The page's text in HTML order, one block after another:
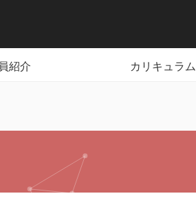
紹介 カリキュラム